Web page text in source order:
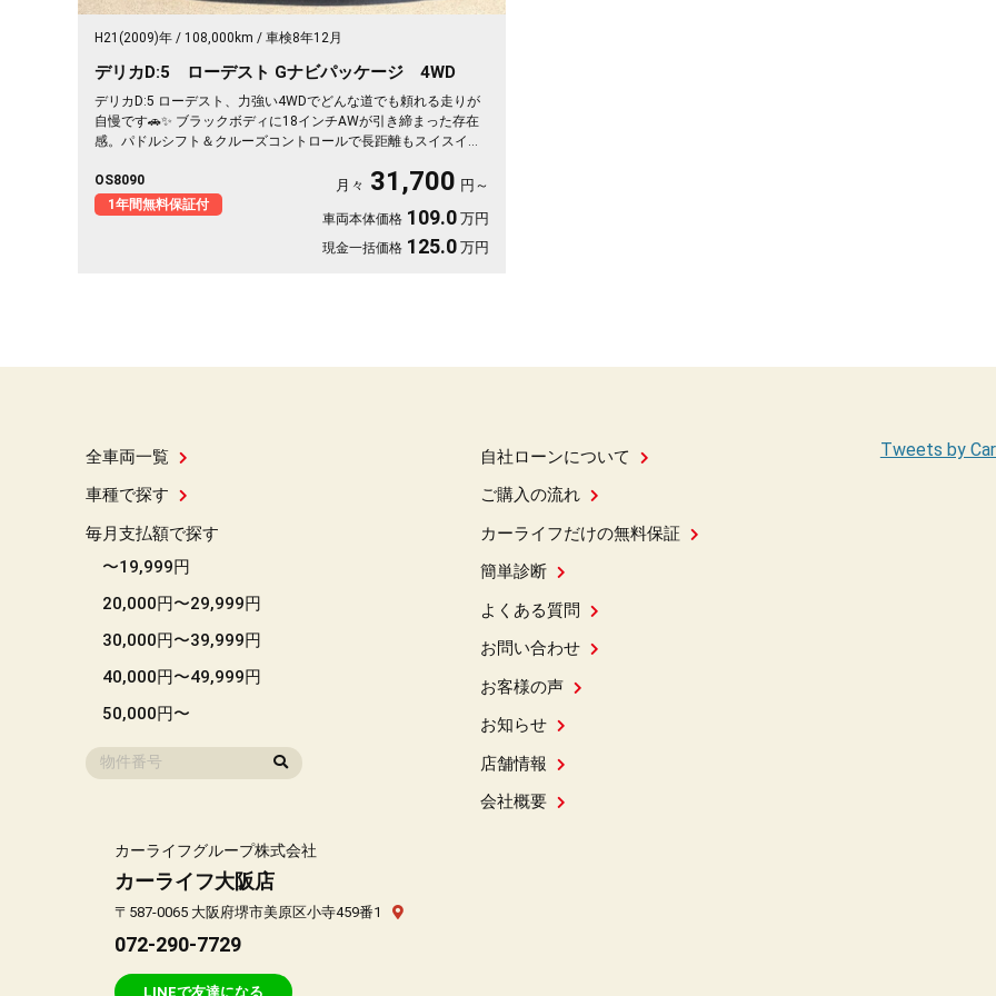
H21(2009)年 108,000km 車検8年12月
デリカD:5 ローデスト Gナビパッケージ 4WD
デリカD:5 ローデスト、力強い4WDでどんな道でも頼れる走りが
自慢です🚗✨ ブラックボディに18インチAWが引き締まった存在
感。パドルシフト＆クルーズコントロールで長距離もスイスイ快
末はキャンプや遠出へ、平日は毎日の相棒に。走る楽しさを取り
戻せる一台です💫 迷ってる方こそ乗ってほしい《1年保証付》👍
OS8090
1年間無料保証付
月々 31,700 円～
車両本体価格 109.0 万円
現金一括価格 125.0 万円
全車両一覧
車種で探す
毎月支払額で探す
〜19,999円
20,000円〜29,999円
30,000円〜39,999円
40,000円〜49,999円
50,000円〜
自社ローンについて
ご購入の流れ
カーライフだけの無料保証
簡単診断
よくある質問
お問い合わせ
お客様の声
お知らせ
店舗情報
会社概要
Tweets by
カーライフグループ株式会社
カーライフ大阪店
〒587-0065 大阪府堺市美原区小寺459番1
072-290-7729
LINEで友達になる